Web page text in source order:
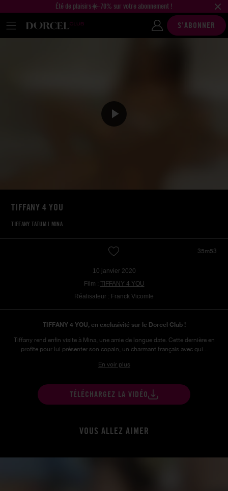
Été de plaisirs☀️-70% sur votre abonnement !
S’ABONNER
TIFFANY 4 YOU
TIFFANY TATUM | MINA
35m53
10 janvier 2020
Film : TIFFANY 4 YOU
Réalisateur : Franck Vicomte
TIFFANY 4 YOU, en exclusivité sur le Dorcel Club !
Tiffany rend enfin visite à Mina, une amie de longue date. Cette dernière en
profite pour lui présenter son copain, un charmant français avec qui...
En voir plus
TÉLÉCHARGEZ LA VIDÉO
VOUS ALLEZ AIMER